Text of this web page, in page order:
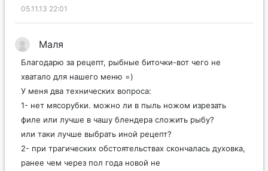
05.11.13 22:01
Маля
Благодарю за рецепт, рыбные биточки-вот чего не
хватало для нашего меню =)
У меня два технических вопроса:
1- нет мясорубки. можно ли в пыль ножом изрезать
филе или лучше в чашу блендера сложить рыбу?
или таки лучше выбрать иной рецепт?
2- при трагических обстоятельствах скончалась духовка,
ранее чем через пол года новой не